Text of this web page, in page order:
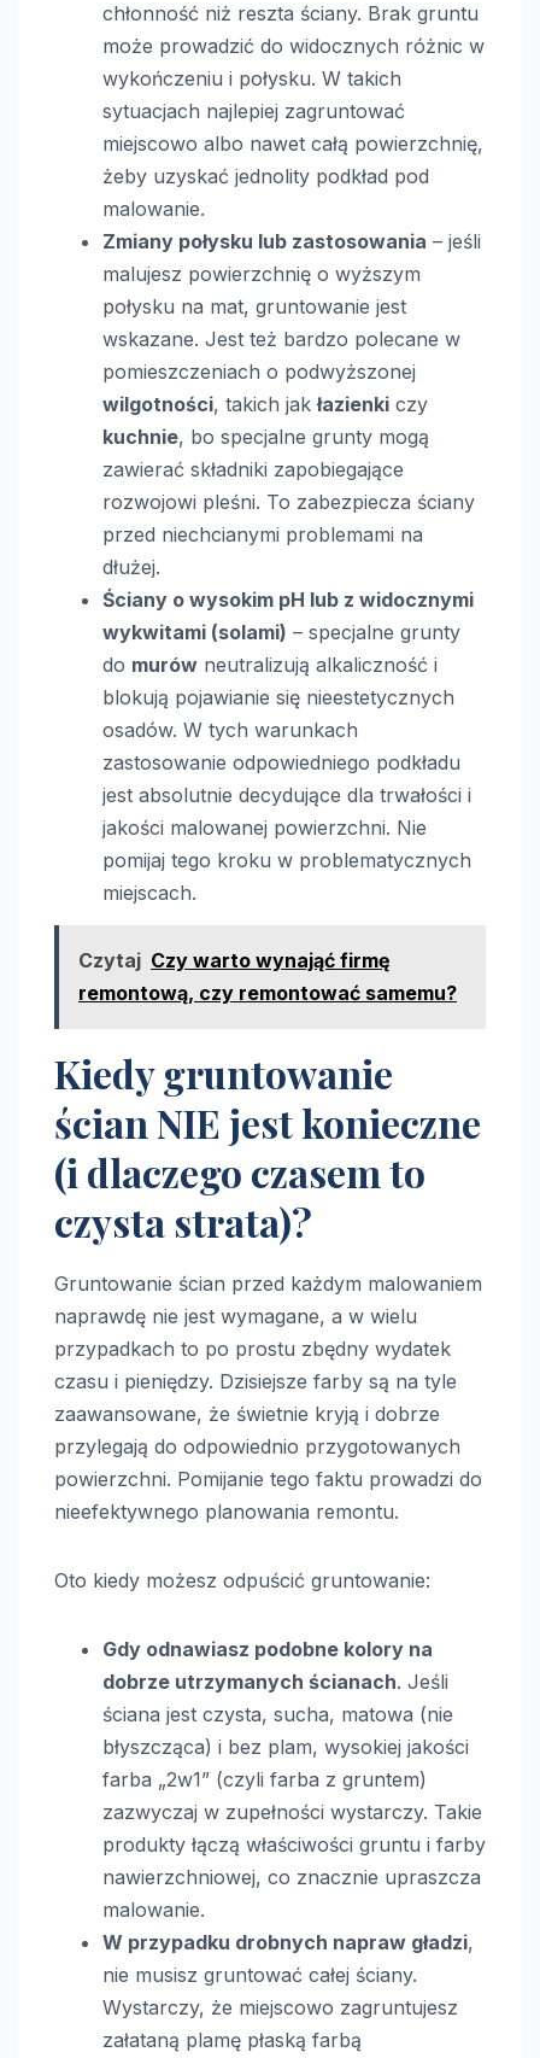
chłonność niż reszta ściany. Brak gruntu
może prowadzić do widocznych różnic w
wykończeniu i połysku. W takich
sytuacjach najlepiej zagruntować
miejscowo albo nawet całą powierzchnię,
żeby uzyskać jednolity podkład pod
malowanie.
Zmiany połysku lub zastosowania – jeśli
malujesz powierzchnię o wyższym
połysku na mat, gruntowanie jest
wskazane. Jest też bardzo polecane w
pomieszczeniach o podwyższonej
wilgotności, takich jakłazienki czy
kuchnie, bo specjalne grunty mogą
zawierać składniki zapobiegające
rozwojowi pleśni. To zabezpiecza ściany
przed niechcianymi problemami na
dłużej.
Ściany o wysokim pH lub z widocznymi
wykwitami (solami) – specjalne grunty
do murów neutralizują alkaliczność i
blokują pojawianie się nieestetycznych
osadów. W tych warunkach
zastosowanie odpowiedniego podkładu
jest absolutnie decydujące dla trwałości i
jakości malowanej powierzchni. Nie
pomijaj tego kroku w problematycznych
miejscach.
Czytaj Czy warto wynająć firmę
remontową, czy remontować samemu?
Kiedy gruntowanie
ścian NIE jest konieczne
(i dlaczego czasem to
czysta strata)?
Gruntowanie ścian przed każdym malowaniem
naprawdę nie jest wymagane, a w wielu
przypadkach to po prostu zbędny wydatek
czasu i pieniędzy. Dzisiejsze farby są na tyle
zaawansowane, że świetnie kryją i dobrze
przylegają do odpowiednio przygotowanych
powierzchni. Pomijanie tego faktu prowadzi do
nieefektywnego planowania remontu.
Oto kiedy możesz odpuścić gruntowanie:
Gdy odnawiasz podobne kolory na
dobrze utrzymanych ścianach. Jeśli
ściana jest czysta, sucha, matowa (nie
błyszcząca) i bez plam, wysokiej jakości
farba „2w1” (czyli farba z gruntem)
zazwyczaj w zupełności wystarczy. Takie
produkty łączą właściwości gruntu i farby
nawierzchniowej, co znacznie upraszcza
malowanie.
W przypadku drobnych napraw gładzi,
nie musisz gruntować całej ściany.
Wystarczy, że miejscowo zagruntujesz
załataną plamę płaską farbą